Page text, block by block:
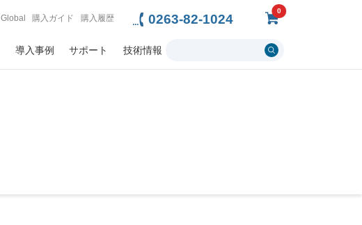
0
Global 購入ガイド 購入履歴 0263-82-1024
導入事例 サポート 技術情報